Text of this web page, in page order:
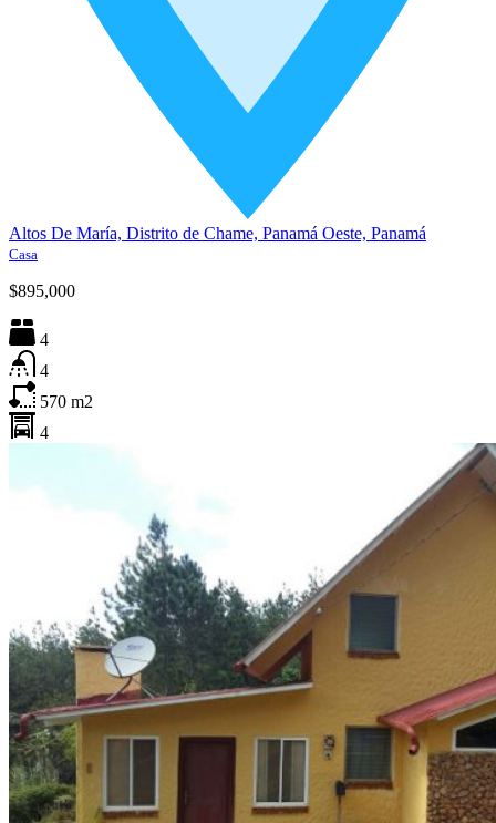
Altos De María, Distrito de Chame, Panamá Oeste, Panamá
Casa
$895,000
4
4
570 m2
4